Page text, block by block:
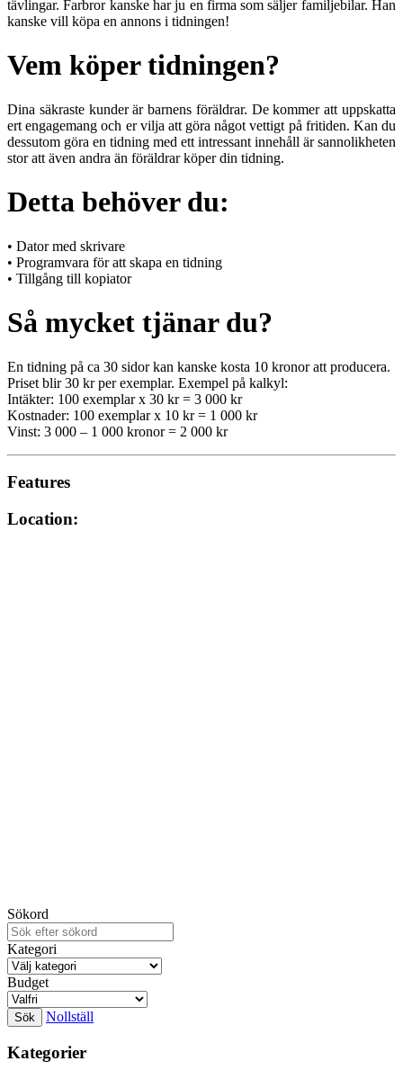
tävlingar. Farbror kanske har ju en firma som säljer familjebilar. Han
kanske vill köpa en annons i tidningen!
Vem köper tidningen?
Dina säkraste kunder är barnens föräldrar. De kommer att uppskatta
ert engagemang och er vilja att göra något vettigt på fritiden. Kan du
dessutom göra en tidning med ett intressant innehåll är sannolikheten
stor att även andra än föräldrar köper din tidning.
Detta behöver du:
• Dator med skrivare
• Programvara för att skapa en tidning
• Tillgång till kopiator
Så mycket tjänar du?
En tidning på ca 30 sidor kan kanske kosta 10 kronor att producera.
Priset blir 30 kr per exemplar. Exempel på kalkyl:
Intäkter: 100 exemplar x 30 kr = 3 000 kr
Kostnader: 100 exemplar x 10 kr = 1 000 kr
Vinst: 3 000 – 1 000 kronor = 2 000 kr
Features
Location:
Sökord
Kategori
Budget
Nollställ
Kategorier